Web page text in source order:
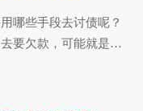
哪些手段去讨债呢？
要欠款，可能就是打